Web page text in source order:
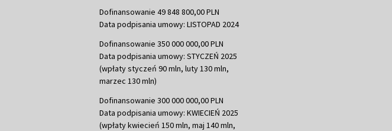
Dofinansowanie 49 848 800,00 PLN
Data podpisania umowy: LISTOPAD 2024
Dofinansowanie 350 000 000,00 PLN
Data podpisania umowy: STYCZEŃ 2025
(wpłaty styczeń 90 mln, luty 130 mln,
marzec 130 mln)
Dofinansowanie 300 000 000,00 PLN
Data podpisania umowy: KWIECIEŃ 2025
(wpłaty kwiecień 150 mln, maj 140 mln,